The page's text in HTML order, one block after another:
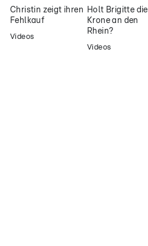
Christin zeigt ihren
Fehlkauf
Videos
Holt Brigitte die
Krone an den
Rhein?
Videos